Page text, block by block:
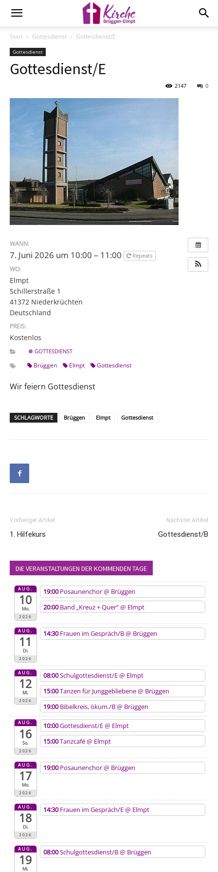
Start Gottesdienst Gottesdienst/E
Gottesdienst
Gottesdienst/E
0
2147
WANN:
7. Juni 2026 um 10:00 – 11:00 Repeats
WO:
Elmpt
Schillerstraße 1
41372 Niederkrüchten
Deutschland
PREIS:
Kostenlos
GOTTESDIENST
Brüggen Elmpt Gottesdienst
Wir feiern Gottesdienst
SCHLAGWORTE Brüggen Elmpt Gottesdienst
Vorheriger Artikel
1. Hilfekurs
Nächster Artikel
Gottesdienst/B
DIE VERANSTALTUNGEN DER KOMMENDEN TAGE
AUG.
10
Mo.
2026
19:00Posaunenchor@ Brüggen
20:00Band „Kreuz + Quer“@ Elmpt
AUG.
11
Di.
2026
14:30Frauen im Gespräch/B@ Brüggen
AUG.
12
Mi.
2026
08:00Schulgottesdienst/E@ Elmpt
15:00Tanzen für Junggebliebene@ Brüggen
19:00Bibelkreis, ökum./B@ Brüggen
AUG.
16
So.
2026
10:00Gottesdienst/E@ Elmpt
15:00Tanzcafé@ Elmpt
AUG.
17
Mo.
2026
19:00Posaunenchor@ Brüggen
AUG.
18
Di.
2026
14:30Frauen im Gespräch/E@ Elmpt
AUG.
19
Mi.
08:00Schulgottesdienst/B@ Brüggen